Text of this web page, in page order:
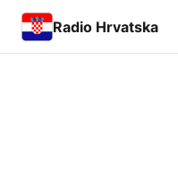
Radio Hrvatska